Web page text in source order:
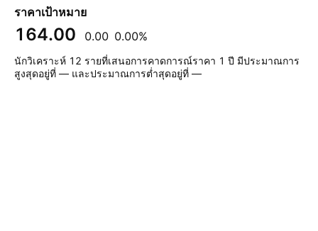
ราคาเป้าหมาย
164.00 0.00 0.00%
นักวิเคราะห์ 12 รายที่เสนอการคาดการณ์ราคา 1 ปี มีประมาณการ
สูงสุดอยู่ที่ — และประมาณการต่ำสุดอยู่ที่ —